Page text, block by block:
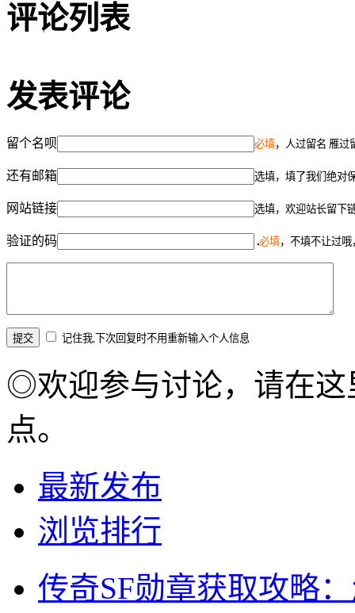
评论列表
发表评论
留个名呗 必填，人过留名 雁过
还有邮箱 选填，填了我们绝对
网站链接 选填，欢迎站长留下
验证的码 必填，不填不让过
记住我,下次回复时不用重新输入个人信息
◎欢迎参与讨论，请在这
点。
最新发布
浏览排行
传奇SF勋章获取攻略